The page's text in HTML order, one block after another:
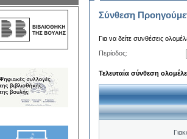
Σύνθεση
Για να δείτε συνθέσεις
Περίοδος:
Τελευταία σύνθεση